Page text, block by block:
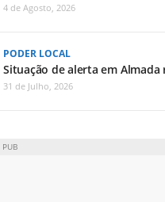
4 de Agosto, 2026
PODER LOCAL
Situação de alerta em
31 de Julho, 2026
PUB